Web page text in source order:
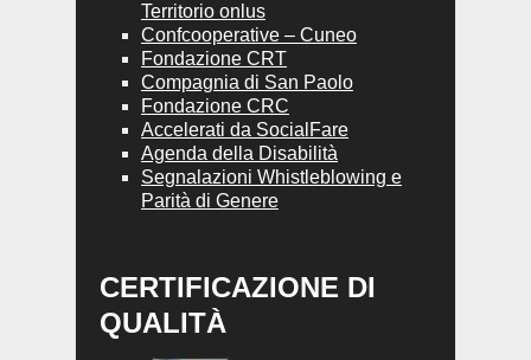
Territorio onlus
Confcooperative – Cuneo
Fondazione CRT
Compagnia di San Paolo
Fondazione CRC
Accelerati da SocialFare
Agenda della Disabilità
Segnalazioni Whistleblowing e
Parità di Genere
CERTIFICAZIONE DI
QUALITÀ